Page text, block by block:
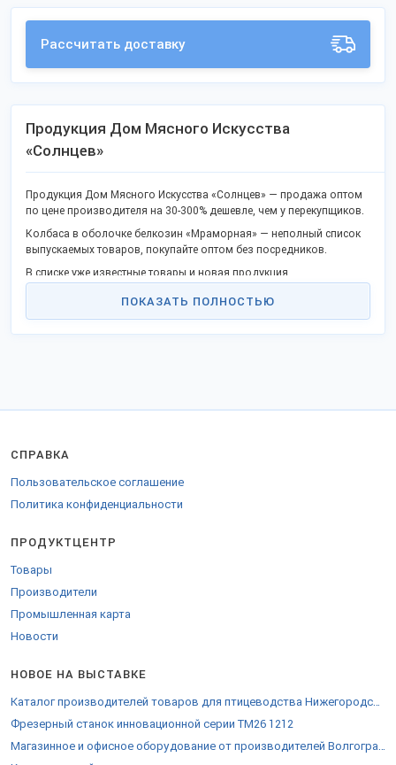
Рассчитать доставку
Продукция Дом Мясного Искусства
«Солнцев»
Продукция Дом Мясного Искусства «Солнцев» — продажа оптом
по цене производителя на 30-300% дешевле, чем у перекупщиков.
Колбаса в оболочке белкозин «Мраморная» — неполный список
выпускаемых товаров, покупайте оптом без посредников.
В списке уже известные товары и новая продукция.
Качество соответствует ГОСТ или ТУ, не уступает европейским
Станьте дилером или оптовым покупателем в своём крае и
разрешительные сертификаты.
Наши контакты настранице компании
ПОКАЗАТЬ ПОЛНОСТЬЮ
СПРАВКА
Пользовательское соглашение
Политика конфиденциальности
ПРОДУКТЦЕНТР
Товары
Производители
Промышленная карта
Новости
НОВОЕ НА ВЫСТАВКЕ
Каталог производителей товаров для птицеводства Нижегородской области
Фрезерный станок инновационной серии ТМ26 1212
Магазинное и офисное оборудование от производителей Волгоградской области